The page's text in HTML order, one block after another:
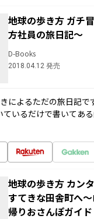
地球の歩き方 ガチ
方社員の旅日記～
D-Books
2018.04.12 発売
によるただの旅日記で
ているだけで書いてあ
地球の歩き方 カン
すてきな田舎町へ
帰りおさんぽガイ